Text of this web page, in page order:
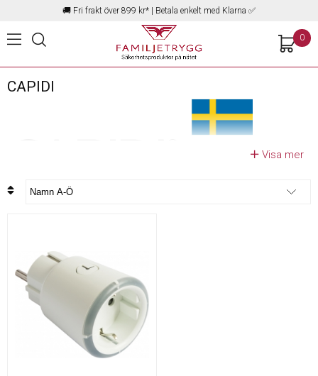
🚚 Fri frakt över 899 kr* | Betala enkelt med Klarna ✅
0
CAPIDI
Visa mer